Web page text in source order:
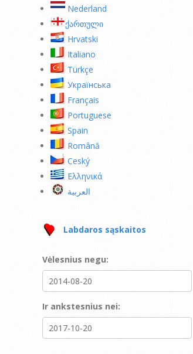
Nederland
ქართული
Hrvatski
Italiano
Türkçe
Українська
Français
Portuguese
Spain
Română
Ceský
Ελληνικά
العربية
Labdaros sąskaitos
Vėlesnius negu:
Ir ankstesnius nei: